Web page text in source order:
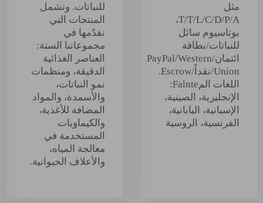
مثل
T/T/L/C/D/P/A،
بوتاسيوم سائل
للنباتات/بطاقة
ائتمان/PayPal/Western
Union/نقداً/Escrow.
اللغات المFalnte:
الإنجليزية، الصينية،
الإسبانية، اليابانية،
الفرنسية، الروسية
للنباتات. وتشمل
المنتجات التي
نقدّمها في
مجموعاتنا الستة:
العناصر الغذائية
الدقيقة، ومنظمات
نمو النباتات،
والأسمدة، والمواد
المضافة للأغذية،
والكيماويات
المستخدمة في
معالجة المياه،
والأعلاف الحيوانية.